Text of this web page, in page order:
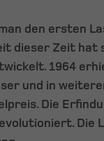
den ersten
dieser Zeit hat
1964
und in
Die
Die